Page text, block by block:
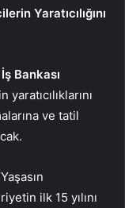
Yaratıcılığını
Bankası
ve tatil
ilk 15 yılını